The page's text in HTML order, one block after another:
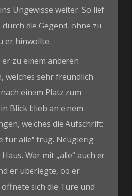
Ungewisse weiter. So lief
die Gegend, ohne zu
er hinwollte.
zu einem anderen
welches sehr freundlich
einem Platz zum
Blick blieb an einem
welches die Aufschrift:
für alle“ trug. Neugierig
War mit „alle“ auch er
er überlegte, ob er
sich die Türe und